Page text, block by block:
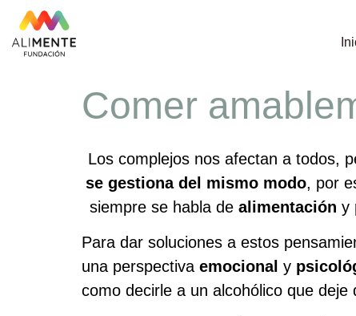
Comer
Los complejos nos afectan a todos,
se gestiona del mismo modo, por
siempre se habla de alimentación y
Para dar soluciones a estos
una perspectiva emocional y
como decirle a un alcohólico que